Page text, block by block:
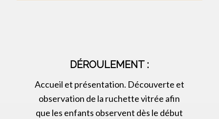
DÉROULEMENT :
Accueil et présentation. Découverte et
observation de la ruchette vitrée afin
que les enfants observent dès le début